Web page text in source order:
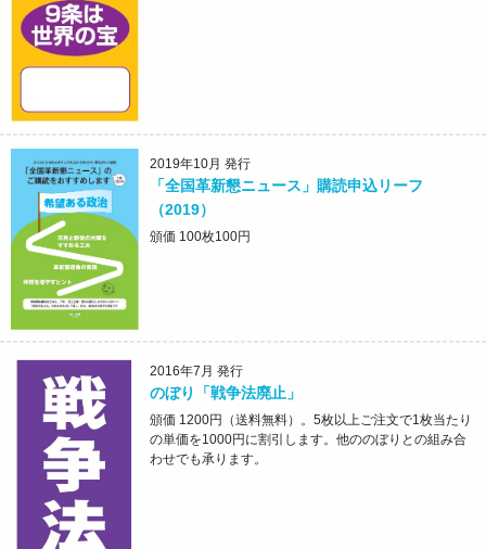
2019年10月 発行
「全国革新懇ニュース」購読申込リーフ
（2019）
頒価 100枚100円
2016年7月 発行
のぼり「戦争法廃止」
頒価 1200円（送料無料）。5枚以上ご注文で1枚当たり
の単価を1000円に割引します。他ののぼりとの組み合
わせでも承ります。